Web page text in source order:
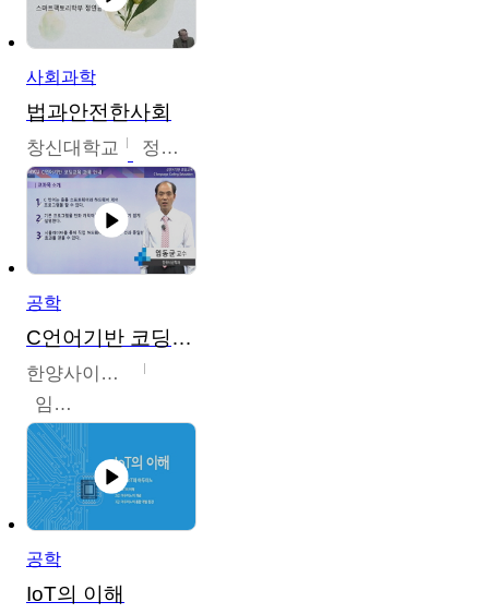
사회과학
법과안전한사회
창신대학교 정연균
공학
C언어기반 코딩교육
한양사이버대학교
임동균
공학
IoT의 이해